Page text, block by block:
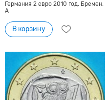
Германия 2 евро 2010 год. Бремен.
А
В корзину